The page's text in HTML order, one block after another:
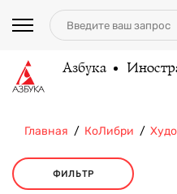
Азбука
Главная КоЛибри
ФИЛЬТР